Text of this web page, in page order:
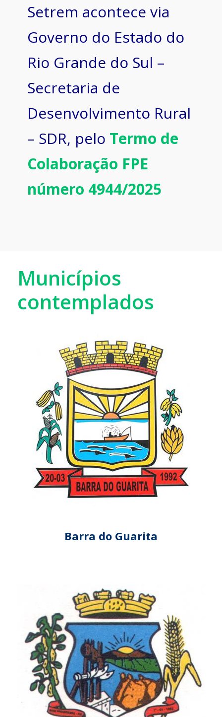
Setrem acontece via
Governo do Estado do
Rio Grande do Sul –
Secretaria de
Desenvolvimento Rural
– SDR, pelo Termo de
Colaboração FPE
número 4944/2025
Municípios
contemplados
Barra do Guarita